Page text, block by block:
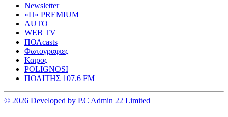
Newsletter
«Π» PREMIUM
AUTO
WEB TV
ΠΟΛcasts
Φωτογραφιες
Καιρος
POLIGNOSI
ΠΟΛΙΤΗΣ 107.6 FM
© 2026 Developed by P.C Admin 22 Limited